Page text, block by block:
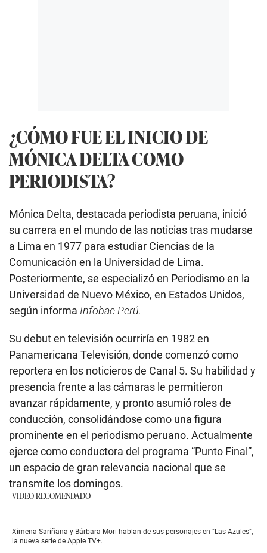
¿CÓMO FUE EL INICIO DE
MÓNICA DELTA COMO
PERIODISTA?
Mónica Delta, destacada periodista peruana, inició
su carrera en el mundo de las noticias tras mudarse
a Lima en 1977 para estudiar Ciencias de la
Comunicación en la Universidad de Lima.
Posteriormente, se especializó en Periodismo en la
Universidad de Nuevo México, en Estados Unidos,
según informa Infobae Perú.
Su debut en televisión ocurriría en 1982 en
Panamericana Televisión, donde comenzó como
reportera en los noticieros de Canal 5. Su habilidad y
presencia frente a las cámaras le permitieron
avanzar rápidamente, y pronto asumió roles de
conducción, consolidándose como una figura
prominente en el periodismo peruano. Actualmente
ejerce como conductora del programa “Punto Final”,
un espacio de gran relevancia nacional que se
transmite los domingos.
VIDEO RECOMENDADO
Ximena Sariñana y Bárbara Mori hablan de sus personajes en "Las Azules",
la nueva serie de Apple TV+.